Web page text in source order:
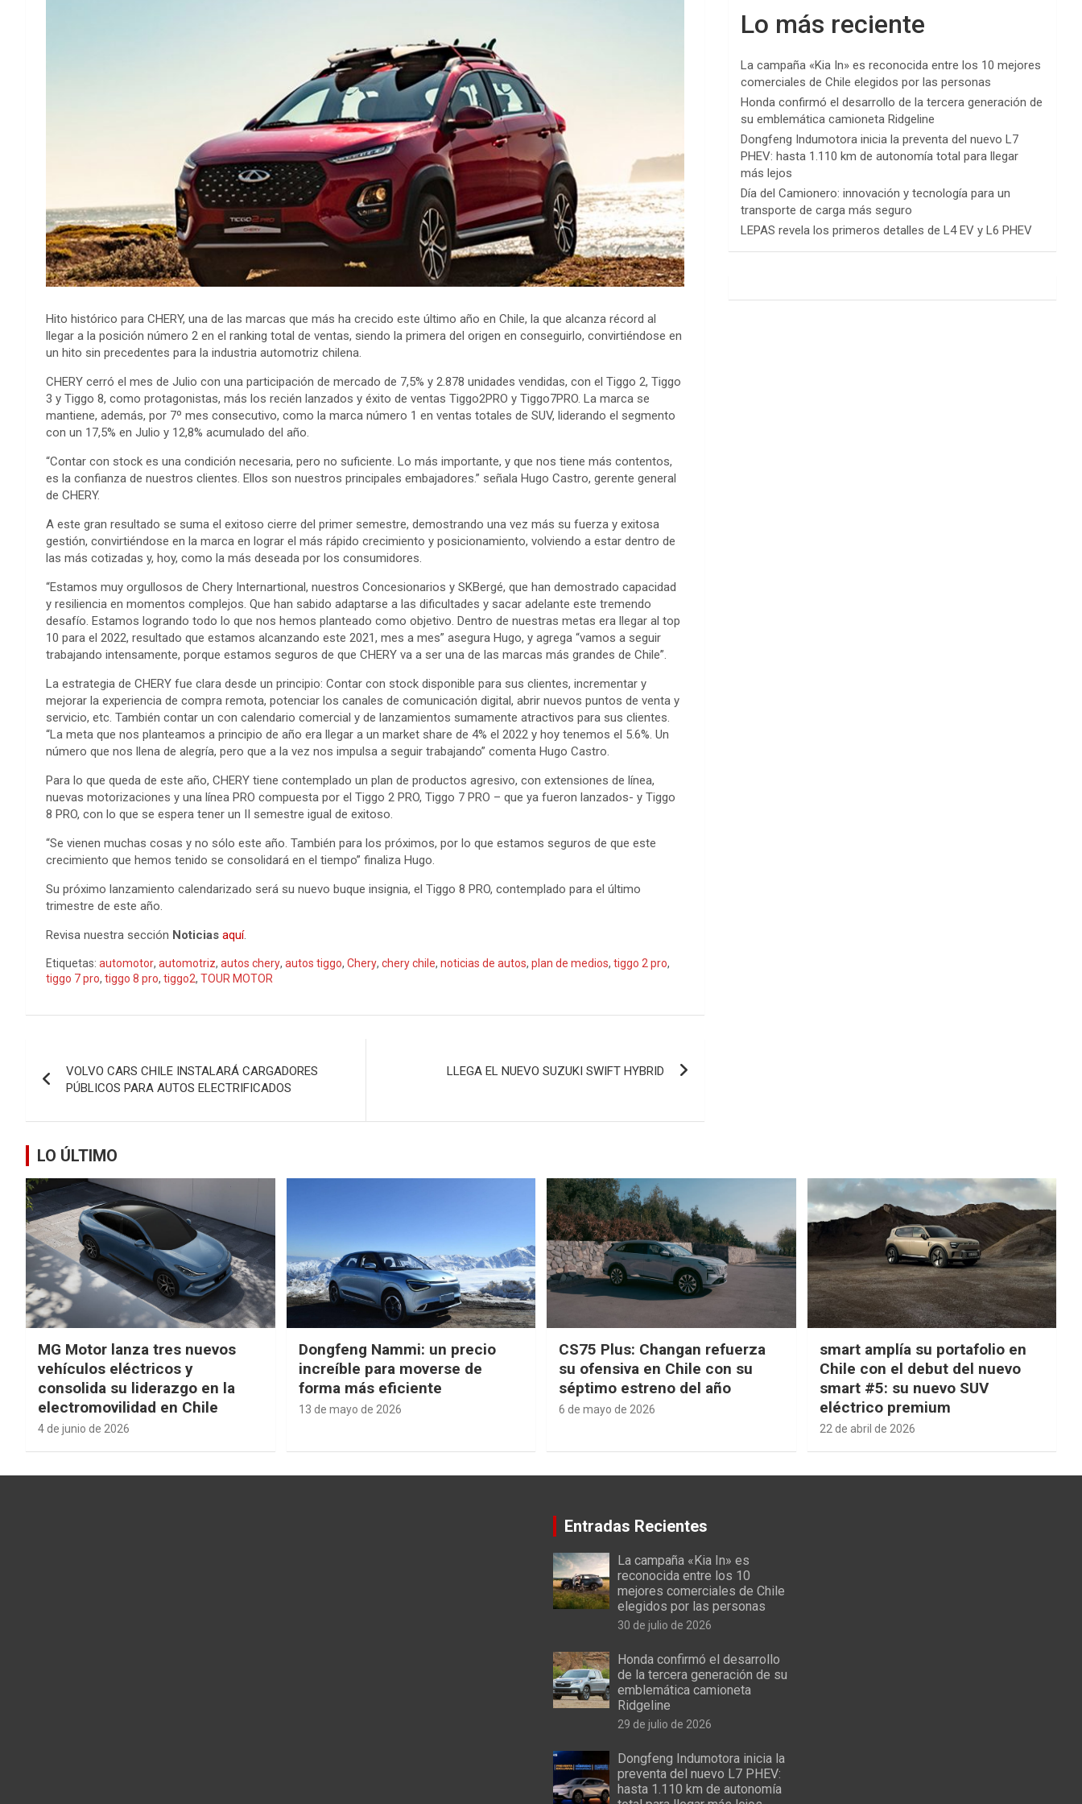
Hito histórico para CHERY, una de las marcas que más ha crecido este último año en Chile, la que alcanza récord al
llegar a la posición número 2 en el ranking total de ventas, siendo la primera del origen en conseguirlo, convirtiéndose en
un hito sin precedentes para la industria automotriz chilena.
CHERY cerró el mes de Julio con una participación de mercado de 7,5% y 2.878 unidades vendidas, con el Tiggo 2, Tiggo
3 y Tiggo 8, como protagonistas, más los recién lanzados y éxito de ventas Tiggo2PRO y Tiggo7PRO. La marca se
mantiene, además, por 7º mes consecutivo, como la marca número 1 en ventas totales de SUV, liderando el segmento
con un 17,5% en Julio y 12,8% acumulado del año.
“Contar con stock es una condición necesaria, pero no suficiente. Lo más importante, y que nos tiene más contentos,
es la confianza de nuestros clientes. Ellos son nuestros principales embajadores.” señala Hugo Castro, gerente general
de CHERY.
A este gran resultado se suma el exitoso cierre del primer semestre, demostrando una vez más su fuerza y exitosa
gestión, convirtiéndose en la marca en lograr el más rápido crecimiento y posicionamiento, volviendo a estar dentro de
las más cotizadas y, hoy, como la más deseada por los consumidores.
“Estamos muy orgullosos de Chery Internartional, nuestros Concesionarios y SKBergé, que han demostrado capacidad
y resiliencia en momentos complejos. Que han sabido adaptarse a las dificultades y sacar adelante este tremendo
desafío. Estamos logrando todo lo que nos hemos planteado como objetivo. Dentro de nuestras metas era llegar al top
10 para el 2022, resultado que estamos alcanzando este 2021, mes a mes” asegura Hugo, y agrega “vamos a seguir
trabajando intensamente, porque estamos seguros de que CHERY va a ser una de las marcas más grandes de Chile”.
La estrategia de CHERY fue clara desde un principio: Contar con stock disponible para sus clientes, incrementar y
mejorar la experiencia de compra remota, potenciar los canales de comunicación digital, abrir nuevos puntos de venta y
servicio, etc. También contar un con calendario comercial y de lanzamientos sumamente atractivos para sus clientes.
“La meta que nos planteamos a principio de año era llegar a un market share de 4% el 2022 y hoy tenemos el 5.6%. Un
número que nos llena de alegría, pero que a la vez nos impulsa a seguir trabajando” comenta Hugo Castro.
Para lo que queda de este año, CHERY tiene contemplado un plan de productos agresivo, con extensiones de línea,
nuevas motorizaciones y una línea PRO compuesta por el Tiggo 2 PRO, Tiggo 7 PRO – que ya fueron lanzados- y Tiggo
8 PRO, con lo que se espera tener un II semestre igual de exitoso.
“Se vienen muchas cosas y no sólo este año. También para los próximos, por lo que estamos seguros de que este
crecimiento que hemos tenido se consolidará en el tiempo” finaliza Hugo.
Su próximo lanzamiento calendarizado será su nuevo buque insignia, el Tiggo 8 PRO, contemplado para el último
trimestre de este año.
Revisa nuestra sección Noticias aquí.
Etiquetas: automotor, automotriz, autos chery, autos tiggo, Chery, chery chile, noticias de autos, plan de medios, tiggo 2 pro,
tiggo 7 pro, tiggo 8 pro, tiggo2, TOUR MOTOR
de
entradas
VOLVO CARS CHILE INSTALARÁ CARGADORES
PÚBLICOS PARA AUTOS ELECTRIFICADOS
LLEGA EL NUEVO SUZUKI SWIFT HYBRID
Lo más reciente
La campaña «Kia In» es reconocida entre los 10 mejores
comerciales de Chile elegidos por las personas
Honda confirmó el desarrollo de la tercera generación de
su emblemática camioneta Ridgeline
Dongfeng Indumotora inicia la preventa del nuevo L7
PHEV: hasta 1.110 km de autonomía total para llegar
más lejos
Día del Camionero: innovación y tecnología para un
transporte de carga más seguro
LEPAS revela los primeros detalles de L4 EV y L6 PHEV
LO ÚLTIMO
MG Motor lanza tres nuevos
vehículos eléctricos y
consolida su liderazgo en la
electromovilidad en Chile
4 de junio de 2026
Dongfeng Nammi: un precio
increíble para moverse de
forma más eficiente
13 de mayo de 2026
CS75 Plus: Changan refuerza
su ofensiva en Chile con su
séptimo estreno del año
6 de mayo de 2026
smart amplía su portafolio en
Chile con el debut del nuevo
smart #5: su nuevo SUV
eléctrico premium
22 de abril de 2026
Entradas Recientes
La campaña «Kia In» es
reconocida entre los 10
mejores comerciales de Chile
elegidos por las personas
30 de julio de 2026
Honda confirmó el desarrollo
de la tercera generación de su
emblemática camioneta
Ridgeline
29 de julio de 2026
Dongfeng Indumotora inicia la
preventa del nuevo L7 PHEV:
hasta 1.110 km de autonomía